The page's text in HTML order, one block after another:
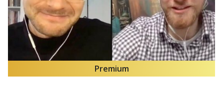
Kontakt
Obchodní podmínky
Hledaná fráze Hledat
Premium